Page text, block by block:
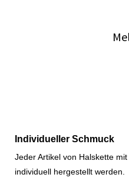
Individueller Schmuck
Jeder Artikel von Halskette
individuell hergestellt werden.